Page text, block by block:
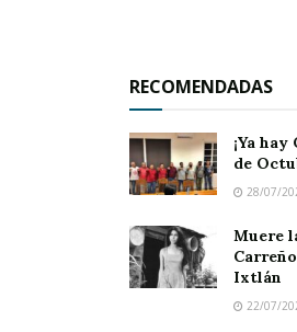
Avenida Aguamilpa en la
Industrial | Click para
Fue en ese momento
RECOMENDADAS
¡Ya
de
28/07/
Muere
Ixtlán
22/07/